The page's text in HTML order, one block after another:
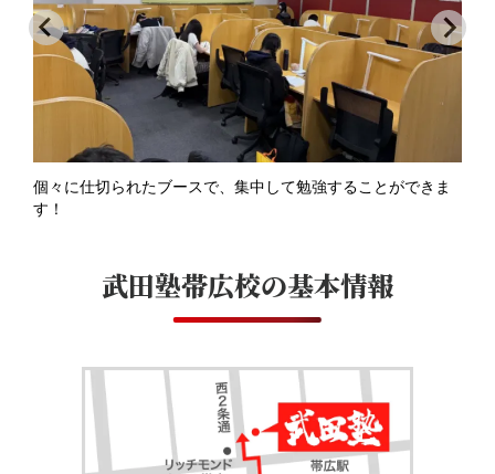
個々に仕切られたブースで、集中して勉強することができま
す！
武田塾帯広校の基本情報